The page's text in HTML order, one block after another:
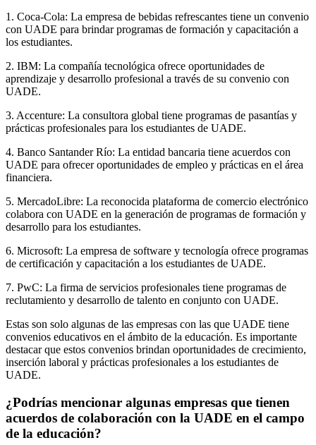
1. Coca-Cola: La empresa de bebidas refrescantes tiene un convenio
con UADE para brindar programas de formación y capacitación a
los estudiantes.
2. IBM: La compañía tecnológica ofrece oportunidades de
aprendizaje y desarrollo profesional a través de su convenio con
UADE.
3. Accenture: La consultora global tiene programas de pasantías y
prácticas profesionales para los estudiantes de UADE.
4. Banco Santander Río: La entidad bancaria tiene acuerdos con
UADE para ofrecer oportunidades de empleo y prácticas en el área
financiera.
5. MercadoLibre: La reconocida plataforma de comercio electrónico
colabora con UADE en la generación de programas de formación y
desarrollo para los estudiantes.
6. Microsoft: La empresa de software y tecnología ofrece programas
de certificación y capacitación a los estudiantes de UADE.
7. PwC: La firma de servicios profesionales tiene programas de
reclutamiento y desarrollo de talento en conjunto con UADE.
Estas son solo algunas de las empresas con las que UADE tiene
convenios educativos en el ámbito de la educación. Es importante
destacar que estos convenios brindan oportunidades de crecimiento,
inserción laboral y prácticas profesionales a los estudiantes de
UADE.
¿Podrías mencionar algunas empresas que tienen
acuerdos de colaboración con la UADE en el campo
de la educación?